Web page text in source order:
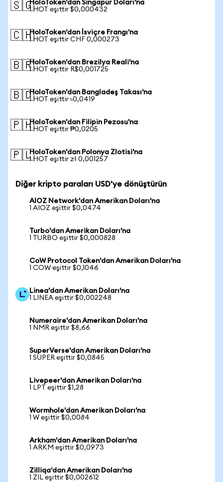
🇸🇬HoloToken'dan Singapur Doları'na
1 HOT eşittir $0,000432
🇨🇭HoloToken'dan İsviçre Frangı'na
1 HOT eşittir CHF 0,000273
🇧🇷HoloToken'dan Brezilya Reali'na
1 HOT eşittir R$0,001725
🇧🇩HoloToken'dan Bangladeş Takası'na
1 HOT eşittir ৳0,0419
🇵🇭HoloToken'dan Filipin Pezosu'na
1 HOT eşittir ₱0,0205
🇵🇱HoloToken'dan Polonya Zlotisi'na
1 HOT eşittir zł 0,001257
Diğer kripto paraları USD'ye dönüştürün
AIOZ Network'dan Amerikan Doları'na
1 AIOZ eşittir $0,0474
Turbo'dan Amerikan Doları'na
1 TURBO eşittir $0,000828
CoW Protocol Token'dan Amerikan Doları'na
1 COW eşittir $0,1046
Linea'dan Amerikan Doları'na
1 LINEA eşittir $0,002248
Numeraire'dan Amerikan Doları'na
1 NMR eşittir $8,66
SuperVerse'dan Amerikan Doları'na
1 SUPER eşittir $0,0845
Livepeer'dan Amerikan Doları'na
1 LPT eşittir $1,28
Wormhole'dan Amerikan Doları'na
1 W eşittir $0,0084
Arkham'dan Amerikan Doları'na
1 ARKM eşittir $0,0973
Zilliqa'dan Amerikan Doları'na
1 ZIL eşittir $0,002612